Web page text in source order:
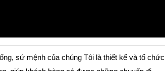
sứ mệnh của chúng Tôi là thiết kế và tổ chức